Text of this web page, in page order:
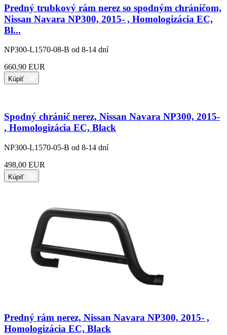
Predný trubkový rám nerez so spodným chráničom,
Nissan Navara NP300, 2015- , Homologizácia EC,
Bl...
NP300-L1570-08-B od 8-14 dní
660,90 EUR
Kúpiť
Spodný chránič nerez, Nissan Navara NP300, 2015-
, Homologizácia EC, Black
NP300-L1570-05-B od 8-14 dní
498,00 EUR
Kúpiť
Predný rám nerez, Nissan Navara NP300, 2015- ,
Homologizácia EC, Black